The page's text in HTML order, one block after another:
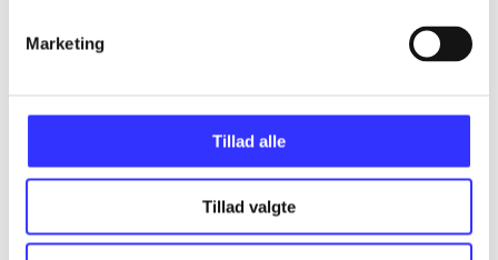
Marketing
Tillad alle
Tillad valgte
...
...